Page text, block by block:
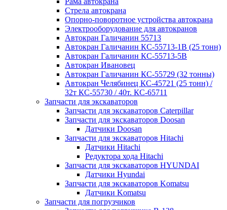
Стрела автокрана
Опорно-поворотное устройства автокрана
Электрооборудование для автокранов
Автокран Галичанин 55713
Автокран Галичанин КС-55713-1В (25 тонн)
Автокран Галичанин КС-55713-5В
Автокран Ивановец
Автокран Галичанин КС-55729 (32 тонны)
Автокран Челябинец КС-45721 (25 тонн) /
32т КС-55730 / 40т. КС-65711
Запчасти для экскаваторов
Запчасти для экскаваторов Caterpillar
Запчасти для экскаваторов Doosan
Датчики Doosan
Запчасти для экскаваторов Hitachi
Датчики Hitachi
Редуктора хода Hitachi
Запчасти для экскаваторов HYUNDAI
Датчики Hyundai
Запчасти для экскаваторов Komatsu
Датчики Komatsu
Запчасти для погрузчиков